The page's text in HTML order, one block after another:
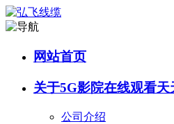
网站首页
关于5G影院在线观看天
公司介绍